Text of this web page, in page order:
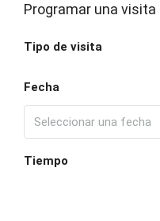
Programar una visita
Tipo de visita
Fecha
Tiempo